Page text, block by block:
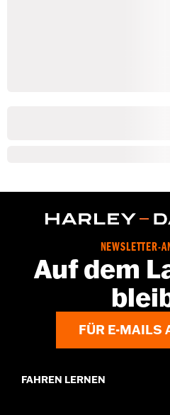
NEWSLETTER-
Auf dem
FÜR E-MAILS
FAHREN LERNEN